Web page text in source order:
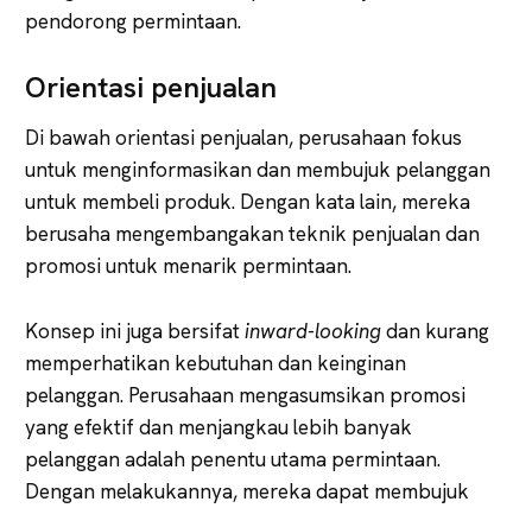
pendorong permintaan.
Orientasi penjualan
Di bawah orientasi penjualan, perusahaan fokus
untuk menginformasikan dan membujuk pelanggan
untuk membeli produk. Dengan kata lain, mereka
berusaha mengembangakan teknik penjualan dan
promosi untuk menarik permintaan.
Konsep ini juga bersifatinward-lookingdan kurang
memperhatikan kebutuhan dan keinginan
pelanggan. Perusahaan mengasumsikan promosi
yang efektif dan menjangkau lebih banyak
pelanggan adalah penentu utama permintaan.
Dengan melakukannya, mereka dapat membujuk